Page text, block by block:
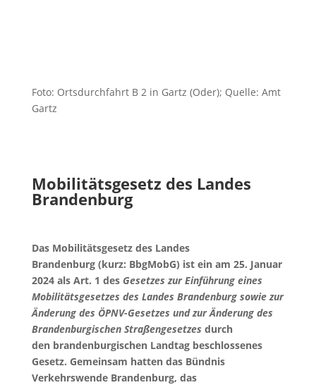
Foto: Ortsdurchfahrt B 2 in Gartz (Oder); Quelle: Amt
Gartz
Mobilitätsgesetz des Landes
Brandenburg
Das Mobilitätsgesetz des Landes
Brandenburg(kurz: BbgMobG) ist ein am 25. Januar
2024 als Art. 1 des Gesetzes zur Einführung eines
Mobilitätsgesetzes des Landes Brandenburg sowie zur
Änderung des ÖPNV-Gesetzes und zur Änderung des
Brandenburgischen Straßengesetzes durch
den brandenburgischen Landtag beschlossenes
Gesetz. Gemeinsam hatten das Bündnis
Verkehrswende Brandenburg, das